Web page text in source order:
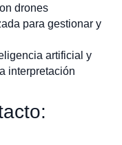
drones
para gestionar y
artificial y
interpretación